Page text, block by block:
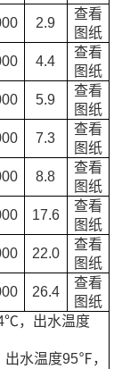
2.9
查看
图纸
4.4
查看
图纸
5.9
查看
图纸
7.3
查看
图纸
8.8
查看
图纸
17.6
查看
图纸
22.0
查看
图纸
26.4
查看
图纸
，出水温度
水温度95℉，